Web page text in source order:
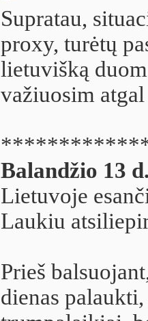
Supratau,
proxy, turėtų
lietuvišką
važiuosim
Balandžio 13
Lietuvoje
Laukiu
Prieš
dienas